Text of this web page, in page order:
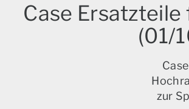
Case
(01/
zur